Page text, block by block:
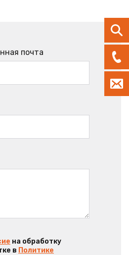
почта
на обработку
в Политике